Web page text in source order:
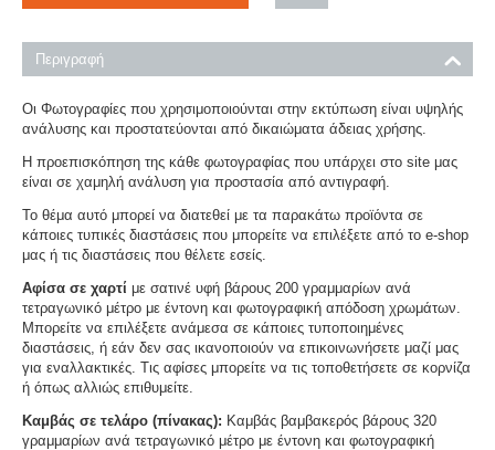
Περιγραφή
Οι Φωτογραφίες που χρησιμοποιούνται στην εκτύπωση είναι υψηλής
ανάλυσης και προστατεύονται από δικαιώματα άδειας χρήσης.
Η προεπισκόπηση της κάθε φωτογραφίας που υπάρχει στο site μας
είναι σε χαμηλή ανάλυση για προστασία από αντιγραφή.
Το θέμα αυτό μπορεί να διατεθεί με τα παρακάτω προϊόντα σε
κάποιες τυπικές διαστάσεις που μπορείτε να επιλέξετε από το e-shop
μας ή τις διαστάσεις που θέλετε εσείς.
Αφίσα σε χαρτί με σατινέ υφή βάρους 200 γραμμαρίων ανά
τετραγωνικό μέτρο με έντονη και φωτογραφική απόδοση χρωμάτων.
Μπορείτε να επιλέξετε ανάμεσα σε κάποιες τυποποιημένες
διαστάσεις, ή εάν δεν σας ικανοποιούν να επικοινωνήσετε μαζί μας
για εναλλακτικές. Τις αφίσες μπορείτε να τις τοποθετήσετε σε κορνίζα
ή όπως αλλιώς επιθυμείτε.
Καμβάς σε τελάρο (πίνακας): Καμβάς βαμβακερός βάρους 320
γραμμαρίων ανά τετραγωνικό μέτρο με έντονη και φωτογραφική